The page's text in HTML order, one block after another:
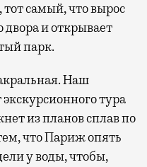
, тот самый, что вырос
двора и открывает
парк.
Наш
тура
из планов сплав по
что Париж опять
у воды, чтобы,